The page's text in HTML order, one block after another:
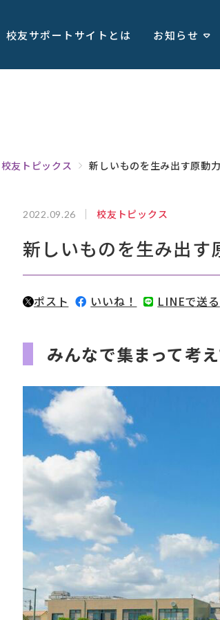
校友サポートサイトとは お知らせ
校友トピックス 新しいものを生み出す原動
2022.09.26 校友トピックス
新しいものを生み出す
ポスト いいね！ LINEで送る
みんなで集まって考